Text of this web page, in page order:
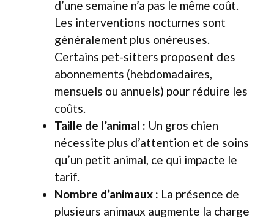
d’une semaine n’a pas le même coût.
Les interventions nocturnes sont
généralement plus onéreuses.
Certains pet-sitters proposent des
abonnements (hebdomadaires,
mensuels ou annuels) pour réduire les
coûts.
Taille de l’animal : Un gros chien
nécessite plus d’attention et de soins
qu’un petit animal, ce qui impacte le
tarif.
Nombre d’animaux : La présence de
plusieurs animaux augmente la charge